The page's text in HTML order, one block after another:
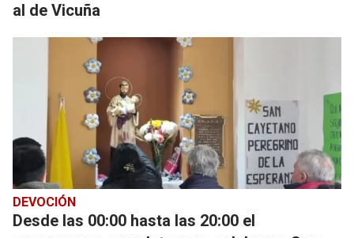
al de Vicuña
DEVOCIÓN
Desde las 00:00 hasta las 20:00 el